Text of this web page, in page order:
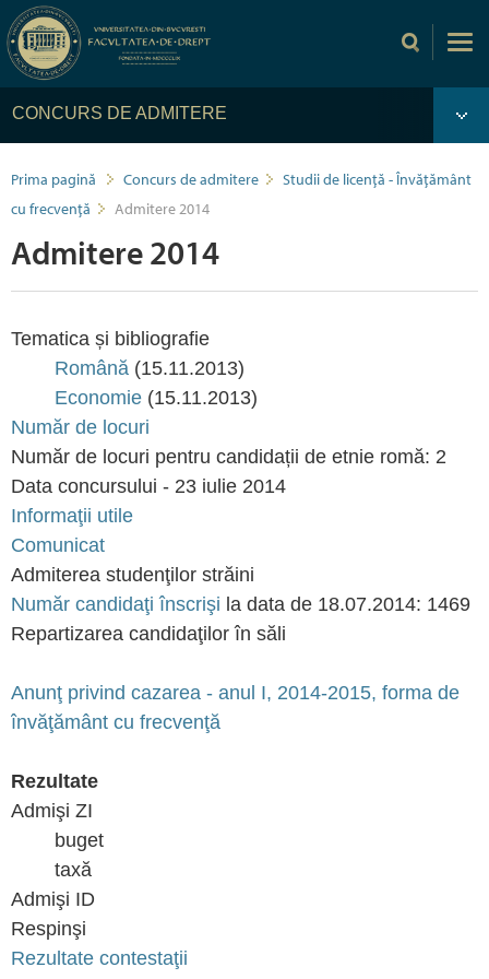
CONCURS DE ADMITERE
Prima pagină Concurs de admitere
Studii de licență - Învățământ
cu frecvență
Admitere 2014
Admitere 2014
Tematica și bibliografie
Română (15.11.2013)
Economie (15.11.2013)
Număr de locuri
Număr de locuri pentru candidații de etnie romă: 2
Data concursului - 23 iulie 2014
Informaţii utile
Comunicat
Admiterea studenţilor străini
Număr candidaţi înscrişi la data de 18.07.2014: 1469
Repartizarea candidaţilor în săli
Anunţ privind cazarea - anul I, 2014-2015, forma de
învăţământ cu frecvenţă
Rezultate
Admişi ZI
buget
taxă
Admişi ID
Respinşi
Rezultate contestaţii